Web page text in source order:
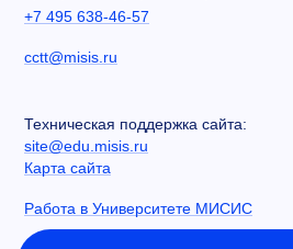
+7 495 638-46-57
cctt@misis.ru
Техническая поддержка сайта:
site@edu.misis.ru
Карта сайта
Работа в Университете МИСИС